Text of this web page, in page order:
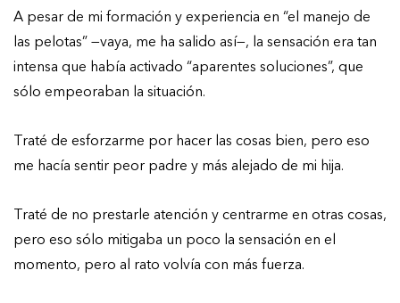
A pesar de mi formación y experiencia en “el manejo de
las pelotas” —vaya, me ha salido así—, la sensación era tan
intensa que había activado “aparentes soluciones”, que
sólo empeoraban la situación.
Traté de esforzarme por hacer las cosas bien, pero eso
me hacía sentir peor padre y más alejado de mi hija.
Traté de no prestarle atención y centrarme en otras cosas,
pero eso sólo mitigaba un poco la sensación en el
momento, pero al rato volvía con más fuerza.